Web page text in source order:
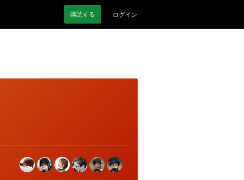
購読する ログイン